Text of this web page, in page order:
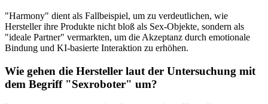
"Harmony" dient als Fallbeispiel, um zu verdeutlichen, wie
Hersteller ihre Produkte nicht bloß als Sex-Objekte, sondern als
"ideale Partner" vermarkten, um die Akzeptanz durch emotionale
Bindung und KI-basierte Interaktion zu erhöhen.
Wie gehen die Hersteller laut der Untersuchung mit
dem Begriff "Sexroboter" um?